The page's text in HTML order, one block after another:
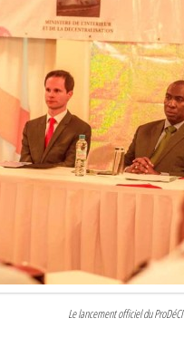
Le lancement officiel du